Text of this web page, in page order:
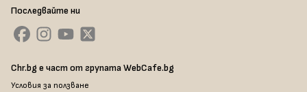
Последвайте ни
Chr.bg е част от групата WebCafe.bg
Условия за ползване